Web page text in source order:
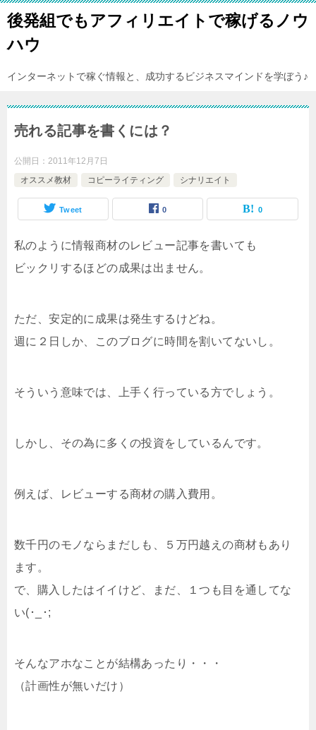
後発組でもアフィリエイトで稼げるノウ
ハウ
インターネットで稼ぐ情報と、成功するビジネスマインドを学ぼう♪
売れる記事を書くには？
公開日： 2011年12月7日
オススメ教材
コピーライティング シナリエイト
Tweet 0 0
私のように情報商材のレビュー記事を書いても
ビックリするほどの成果は出ません。
ただ、安定的に成果は発生するけどね。
週に２日しか、このブログに時間を割いてないし。
そういう意味では、上手く行っている方でしょう。
しかし、その為に多くの投資をしているんです。
例えば、レビューする商材の購入費用。
数千円のモノならまだしも、５万円越えの商材もあり
ます。
で、購入したはイイけど、まだ、１つも目を通してな
い(･_･;
そんなアホなことが結構あったり・・・
（計画性が無いだけ）